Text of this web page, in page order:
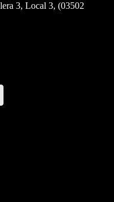
3, Local 3, (03502